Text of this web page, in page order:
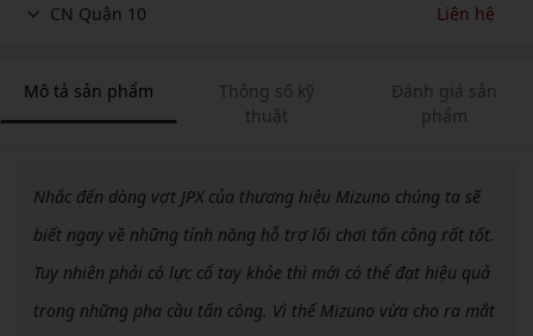
CN Quận 10 Liên hệ
Mô tả sản phẩm
Thông số kỹ
thuật
Đánh giá sản
phẩm
Nhắc đến dòng vợt JPX của thương hiệu Mizuno chúng ta sẽ
biết ngay về những tính năng hỗ trợ lối chơi tấn công rất tốt.
Tuy nhiên phải có lực cổ tay khỏe thì mới có thể đạt hiệu quả
trong những pha cầu tấn công. Vì thế Mizuno vừa cho ra mắt